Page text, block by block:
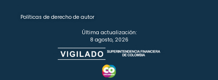
Políticas de derecho de autor
Última actualización:
8 agosto, 2026